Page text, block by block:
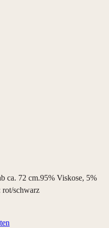
ca. 72 cm.95% Viskose, 5%
rot/schwarz